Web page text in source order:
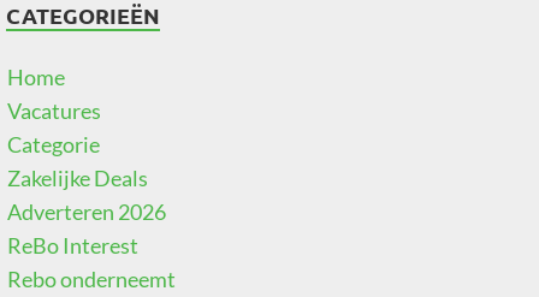
CATEGORIEËN
Home
Vacatures
Categorie
Zakelijke Deals
Adverteren 2026
ReBo Interest
Rebo onderneemt